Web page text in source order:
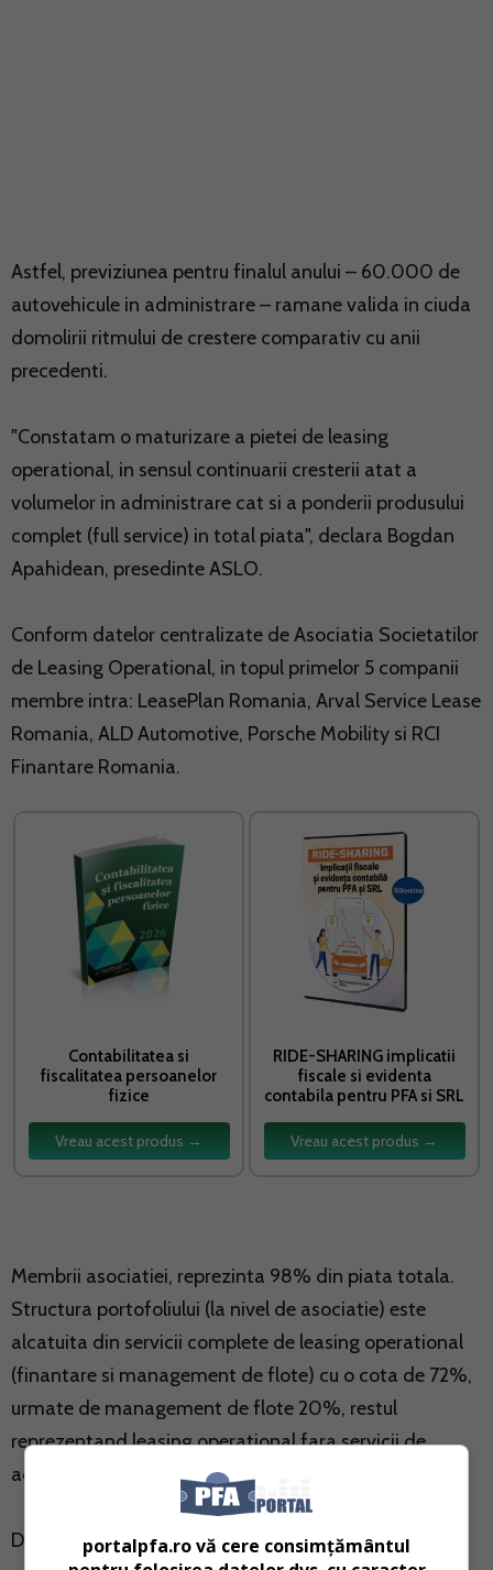
Astfel, previziunea pentru finalul anului – 60.000 de
autovehicule in administrare – ramane valida in ciuda
domolirii ritmului de crestere comparativ cu anii
precedenti.
"Constatam o maturizare a pietei de leasing
operational, in sensul continuarii cresterii atat a
volumelor in administrare cat si a ponderii produsului
complet (full service) in total piata", declara Bogdan
Apahidean, presedinte ASLO.
Conform datelor centralizate de Asociatia Societatilor
de Leasing Operational, in topul primelor 5 companii
membre intra: LeasePlan Romania, Arval Service Lease
Romania, ALD Automotive, Porsche Mobility si RCI
Finantare Romania.
Contabilitatea si
fiscalitatea persoanelor
fizice
Vreau acest produs →
RIDE-SHARING implicatii
fiscale si evidenta
contabila pentru PFA si SRL
Vreau acest produs →
Membrii asociatiei, reprezinta 98% din piata totala.
Structura portofoliului (la nivel de asociatie) este
alcatuita din servicii complete de leasing operational
(finantare si management de flote) cu o cota de 72%,
urmate de management de flote 20%, restul
reprezentand leasing operational fara servicii de
administrare.
Dintre serviciile asociate administrarii de flote, cele
portalpfa.ro vă cere consimțământul